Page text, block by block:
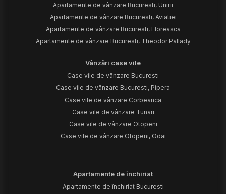
Apartamente de vânzare Bucuresti, Unirii
Apartamente de vânzare Bucuresti, Aviatiei
Apartamente de vânzare Bucuresti, Floreasca
Apartamente de vânzare Bucuresti, Theodor Pallady
Vânzări case vile
Case vile de vânzare Bucuresti
Case vile de vânzare Bucuresti, Pipera
Case vile de vânzare Corbeanca
Case vile de vânzare Tunari
Case vile de vânzare Otopeni
Case vile de vânzare Otopeni, Odai
Apartamente de închiriat
Apartamente de închiriat Bucuresti